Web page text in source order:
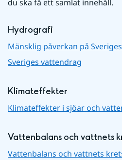
du ska få ett samlat innehåll.
Hydrografi
Mänsklig påverkan på
Sveriges vattendrag
Klimateffekter
Klimateffekter i sjöar och
Vattenbalans och vattnets
Vattenbalans och vattnets